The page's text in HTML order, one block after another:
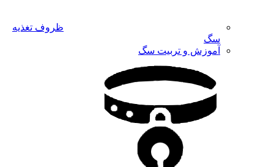
ظروف تغذیه
سگ
آموزش و تربیت سگ